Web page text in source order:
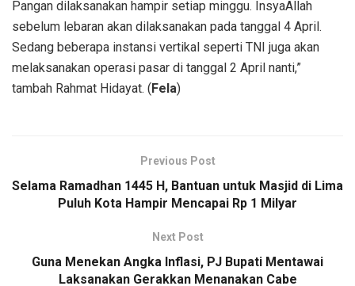
Pangan dilaksanakan hampir setiap minggu. InsyaAllah
sebelum lebaran akan dilaksanakan pada tanggal 4 April.
Sedang beberapa instansi vertikal seperti TNI juga akan
melaksanakan operasi pasar di tanggal 2 April nanti,”
tambah Rahmat Hidayat. (Fela)
Previous Post
Selama Ramadhan 1445 H, Bantuan untuk Masjid di Lima
Puluh Kota Hampir Mencapai Rp 1 Milyar
Next Post
Guna Menekan Angka Inflasi, PJ Bupati Mentawai
Laksanakan Gerakkan Menanakan Cabe